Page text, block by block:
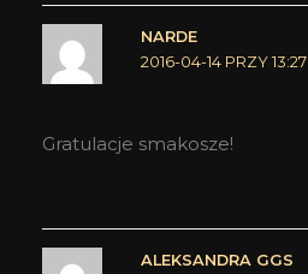
NARDE
2016-04-14 PRZY 13:27
Gratulacje smakosze!
ALEKSANDRA GGS